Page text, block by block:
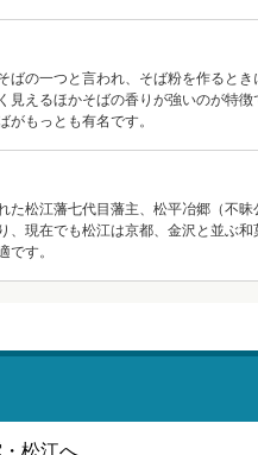
ばの一つと言われ、そば粉を作ると
見えるほかそばの香りが強いのが特
がもっとも有名です。
た松江藩七代目藩主、松平冶郷（不
、現在でも松江は京都、金沢と並ぶ
です。
松江へ